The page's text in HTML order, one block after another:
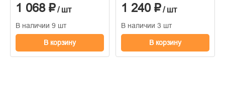
1 068 ₽/ шт
В наличии 9 шт
В корзину
1 240 ₽/ шт
В наличии 3 шт
В корзину